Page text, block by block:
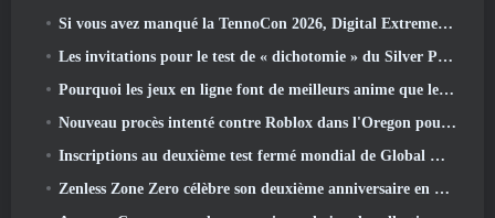
Si vous avez manqué la TennoCon 2026, Digital Extremes partage tous les panneaux
Les invitations pour le test de « dichotomie » du Silver Palace sont envoyées
Pourquoi les jeux en ligne font de meilleurs anime que les anime ne créent des jeux
Nouveau procès intenté contre Roblox dans l'Oregon pour un incident de toilettage d'enfants
Inscriptions au deuxième test fermé mondial de Global MapleStory Classic
Zenless Zone Zero célèbre son deuxième anniversaire en offrant aux joueurs le choix d'un agent gratuit de rang S